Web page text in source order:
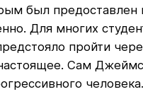
был предоставлен
Для многих
пройти
Сам
человека.